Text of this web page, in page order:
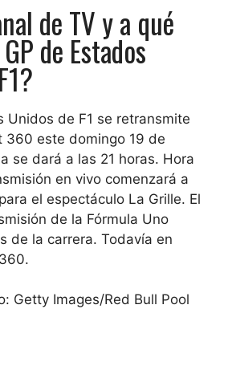
de TV y a qué
de Estados
Unidos de F1 se retransmite
360 este domingo 19 de
se dará a las 21 horas. Hora
en vivo comenzará a
el espectáculo La Grille. El
de la Fórmula Uno
de la carrera. Todavía en
Getty Images/Red Bull Pool